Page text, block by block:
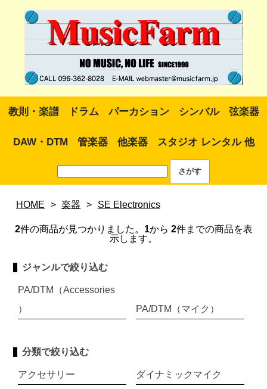
教則・楽譜 ドラム パーカション シンバル 弦楽器
DAW・DTM 管楽器 他楽器 スタジオ レンタル 他
HOME > 楽器 > SE Electronics
2件の商品が見つかりました。 1から 2件までの商品を表
示します。
ジャンルで絞り込む
PA/DTM（Accessories
）
PA/DTM（マイク）
分類で絞り込む
アクセサリー ダイナミックマイク